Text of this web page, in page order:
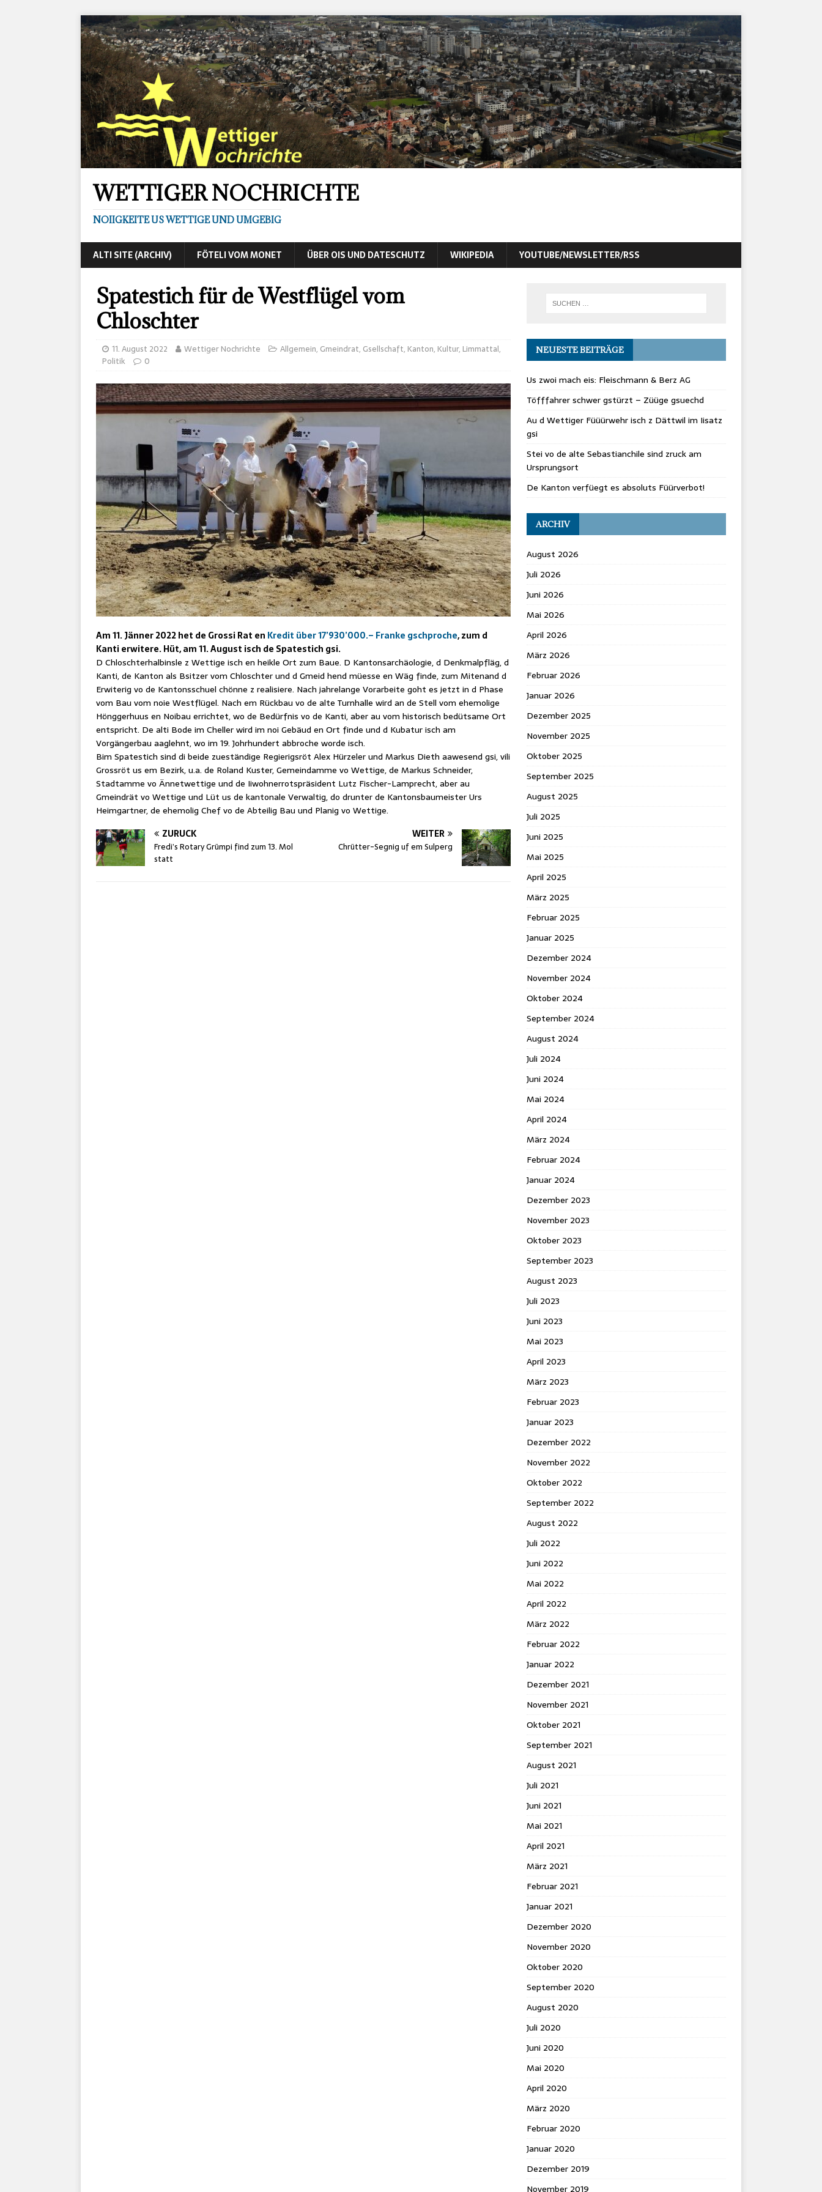
WETTIGER NOCHRICHTE
NOIIGKEITE US WETTIGE UND UMGEBIG
ALTI SITE (ARCHIV) FÖTELI VOM MONET ÜBER OIS UND DATESCHUTZ WIKIPEDIA YOUTUBE/NEWSLETTER/RSS
Spatestich für de Westflügel vom
Chloschter
11. August 2022 Wettiger Nochrichte Allgemein, Gmeindrat, Gsellschaft, Kanton, Kultur, Limmattal,
Politik
0
Am 11. Jänner 2022 het de Grossi Rat en Kredit über 17’930’000.– Franke gschproche, zum d
Kanti erwitere. Hüt, am 11. August isch de Spatestich gsi.
D Chloschterhalbinsle z Wettige isch en heikle Ort zum Baue. D Kantonsarchäologie, d Denkmalpfläg, d
Kanti, de Kanton als Bsitzer vom Chloschter und d Gmeid hend müesse en Wäg finde, zum Mitenand d
Erwiterig vo de Kantonsschuel chönne z realisiere. Nach jahrelange Vorarbeite goht es jetzt in d Phase
vom Bau vom noie Westflügel. Nach em Rückbau vo de alte Turnhalle wird an de Stell vom ehemolige
Hönggerhuus en Noibau errichtet, wo de Bedürfnis vo de Kanti, aber au vom historisch bedütsame Ort
entspricht. De alti Bode im Cheller wird im noi Gebäud en Ort finde und d Kubatur isch am
Vorgängerbau aaglehnt, wo im 19. Johrhundert abbroche worde isch.
Bim Spatestich sind di beide zueständige Regierigsröt Alex Hürzeler und Markus Dieth aawesend gsi, vili
Grossröt us em Bezirk, u.a. de Roland Kuster, Gemeindamme vo Wettige, de Markus Schneider,
Stadtamme vo Ännetwettige und de Iiwohnerrotspräsident Lutz Fischer-Lamprecht, aber au
Gmeindrät vo Wettige und Lüt us de kantonale Verwaltig, do drunter de Kantonsbaumeister Urs
Heimgartner, de ehemolig Chef vo de Abteilig Bau und Planig vo Wettige.
ZURÜCK
Fredi’s Rotary Grümpi find zum 13. Mol
statt
WEITER
Chrütter-Segnig uf em Sulperg
NEUESTE BEITRÄGE
Us zwoi mach eis: Fleischmann & Berz AG
Töfffahrer schwer gstürzt – Züüge gsuechd
Au d Wettiger Füüürwehr isch z Dättwil im Iisatz
gsi
Stei vo de alte Sebastianchile sind zruck am
Ursprungsort
De Kanton verfüegt es absoluts Füürverbot!
ARCHIV
August 2026
Juli 2026
Juni 2026
Mai 2026
April 2026
März 2026
Februar 2026
Januar 2026
Dezember 2025
November 2025
Oktober 2025
September 2025
August 2025
Juli 2025
Juni 2025
Mai 2025
April 2025
März 2025
Februar 2025
Januar 2025
Dezember 2024
November 2024
Oktober 2024
September 2024
August 2024
Juli 2024
Juni 2024
Mai 2024
April 2024
März 2024
Februar 2024
Januar 2024
Dezember 2023
November 2023
Oktober 2023
September 2023
August 2023
Juli 2023
Juni 2023
Mai 2023
April 2023
März 2023
Februar 2023
Januar 2023
Dezember 2022
November 2022
Oktober 2022
September 2022
August 2022
Juli 2022
Juni 2022
Mai 2022
April 2022
März 2022
Februar 2022
Januar 2022
Dezember 2021
November 2021
Oktober 2021
September 2021
August 2021
Juli 2021
Juni 2021
Mai 2021
April 2021
März 2021
Februar 2021
Januar 2021
Dezember 2020
November 2020
Oktober 2020
September 2020
August 2020
Juli 2020
Juni 2020
Mai 2020
April 2020
März 2020
Februar 2020
Januar 2020
Dezember 2019
November 2019